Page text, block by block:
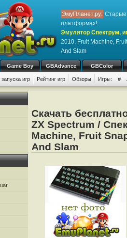
ЭмуПланет.ру: Старые
платформах!
Эмулятор Спектрум,
2010, Fruit Machine,
And Slam
Game Boy GBAdvance GBColor
игр Рейтинг игр Обзоры Игры: #
Скачать
ZX Spectrum /
Machine, Fruit
And Slam